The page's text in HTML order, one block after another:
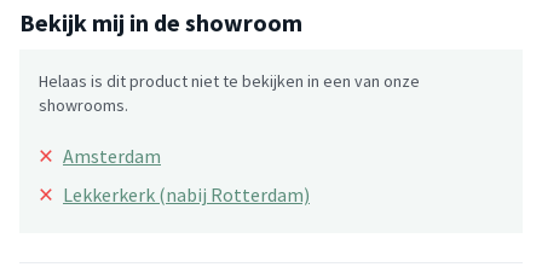
Bekijk mij in de showroom
Helaas is dit product niet te bekijken in een van onze
showrooms.
× Amsterdam
× Lekkerkerk (nabij Rotterdam)